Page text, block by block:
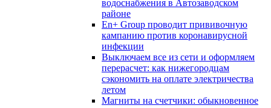
водоснабжения в Автозаводском
районе
En+ Group проводит прививочную
кампанию против коронавирусной
инфекции
Выключаем все из сети и оформляем
перерасчет: как нижегородцам
сэкономить на оплате электричества
летом
Магниты на счетчики: обыкновенное